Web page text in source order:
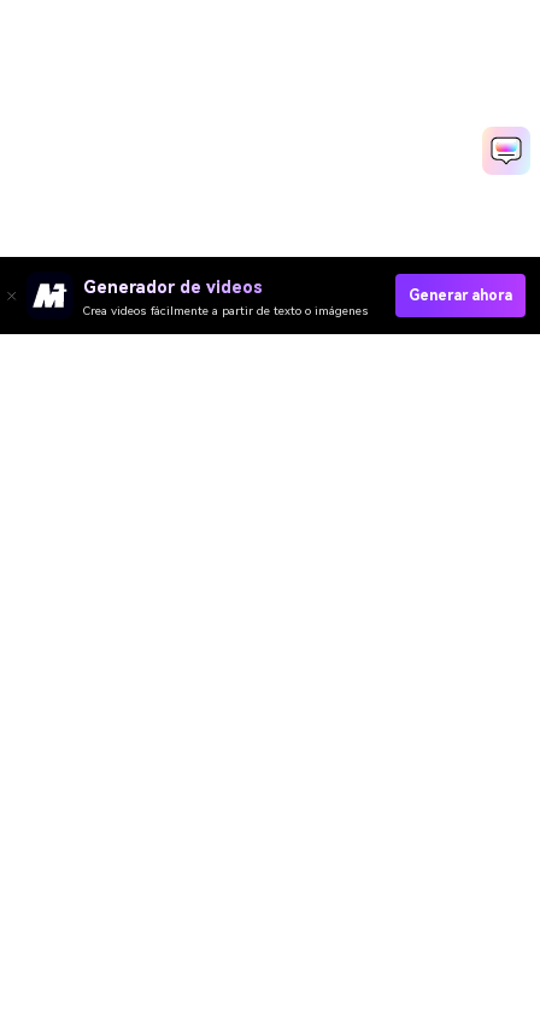
Generador de videos
Crea videos fácilmente a partir de texto o imágenes
Generar ahora